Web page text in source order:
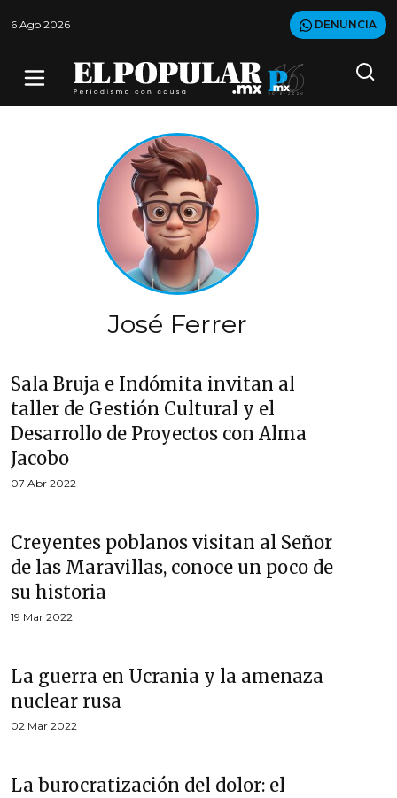
6 Ago 2026 DENUNCIA
José Ferrer
Sala Bruja e Indómita invitan al
taller de Gestión Cultural y el
Desarrollo de Proyectos con Alma
Jacobo
07 Abr 2022
Creyentes poblanos visitan al Señor
de las Maravillas, conoce un poco de
su historia
19 Mar 2022
La guerra en Ucrania y la amenaza
nuclear rusa
02 Mar 2022
La burocratización del dolor: el